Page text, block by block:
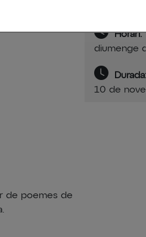
de poemes de
diumenge
10 de